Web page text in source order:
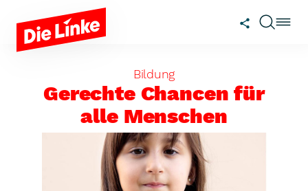
Zum Hauptinhalt springen
Bildung
Gerechte Chancen für
alle Menschen